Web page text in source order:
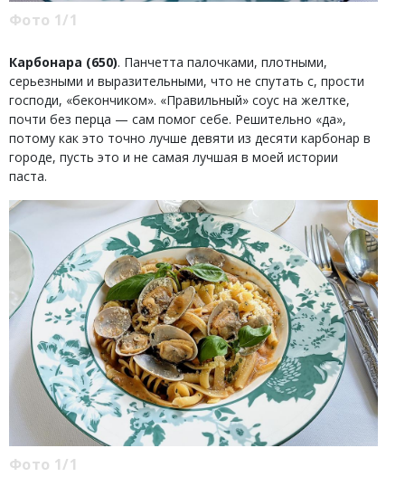
Фото 1/1
Карбонара (650). Панчетта палочками, плотными,
серьезными и выразительными, что не спутать с, прости
господи, «бекончиком». «Правильный» соус на желтке,
почти без перца — сам помог себе. Решительно «да»,
потому как это точно лучше девяти из десяти карбонар в
городе, пусть это и не самая лучшая в моей истории
паста.
Фото 1/1